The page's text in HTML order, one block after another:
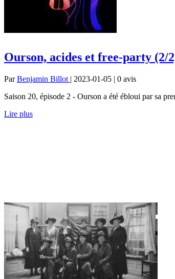
Ourson, acides et free-party (2/
ParBenjamin Billot | 2023-01-05 | 0 avis
Saison 20, épisode 2 - Ourson a été ébloui par sa
Lire plus